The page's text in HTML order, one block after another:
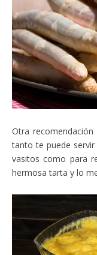
Otra recomendación
tanto te puede
vasitos como para
hermosa tarta y lo